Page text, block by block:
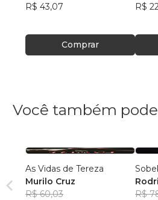
R$ 43,07
Comprar
R$
Você também
As Vidas de Tereza
Murilo Cruz
R$ 60,03
R$